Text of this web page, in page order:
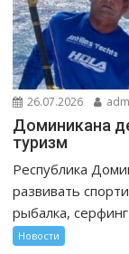
26.07.2026
Доминикана
туризм
Республика
развивать
рыбалка,
Новости